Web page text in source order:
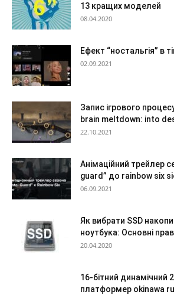
13 кращих моделей
08.04.2020
Ефект “ностальгія” в
02.09.2021
Запис ігрового
brain meltdown: into
22.10.2021
Анімаційний трейлер
guard” до rainbow six
06.09.2021
Як вибрати SSD
ноутбука: Основні
20.04.2020
16-бітний динамічний
платформер okinawa